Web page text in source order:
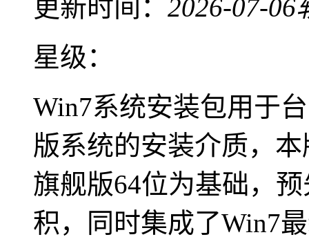
更新时间： 2026-07-06
星级：
Win7系统安装包用于
版系统的安装介质，
旗舰版64位为基础，
积，同时集成了Win7